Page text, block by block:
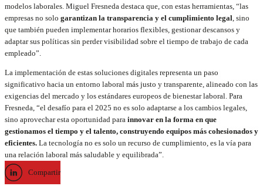
modelos laborales. Miguel Fresneda destaca que, con estas herramientas, “las
empresas no solo garantizan la transparencia y el cumplimiento legal, sino
que también pueden implementar horarios flexibles, gestionar descansos y
adaptar sus políticas sin perder visibilidad sobre el tiempo de trabajo de cada
empleado”.
La implementación de estas soluciones digitales representa un paso
significativo hacia un entorno laboral más justo y transparente, alineado con las
exigencias del mercado y los estándares europeos de bienestar laboral. Para
Fresneda, “el desafío para el 2025 no es solo adaptarse a los cambios legales,
sino aprovechar esta oportunidad para innovar en la forma en que
gestionamos el tiempo y el talento, construyendo equipos más cohesionados y
eficientes. La tecnología no es solo un recurso de cumplimiento, es la vía para
una relación laboral más saludable y equilibrada”.
Compartir